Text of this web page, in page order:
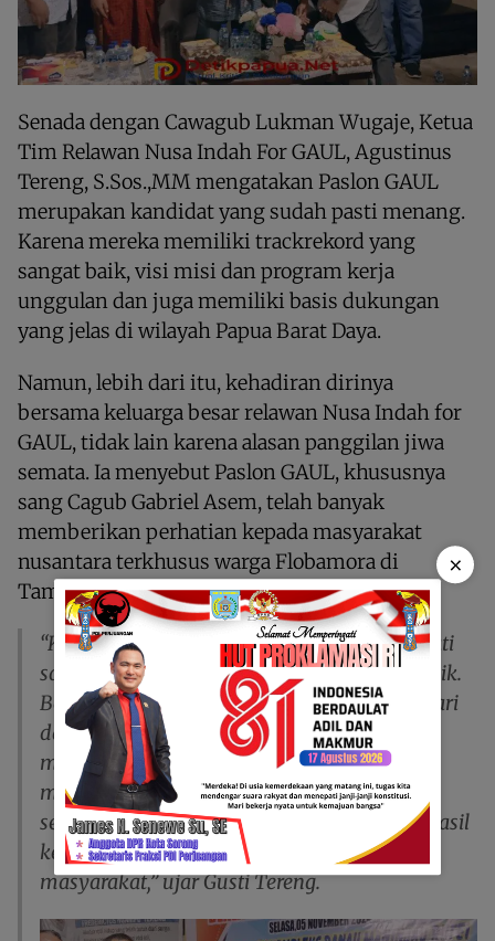
Senada dengan Cawagub Lukman Wugaje, Ketua
Tim Relawan Nusa Indah For GAUL, Agustinus
Tereng, S.Sos.,MM mengatakan Paslon GAUL
merupakan kandidat yang sudah pasti menang.
Karena mereka memiliki trackrekord yang
sangat baik, visi misi dan program kerja
unggulan dan juga memiliki basis dukungan
yang jelas di wilayah Papua Barat Daya.
Namun, lebih dari itu, kehadiran dirinya
bersama keluarga besar relawan Nusa Indah for
GAUL, tidak lain karena alasan panggilan jiwa
semata. Ia menyebut Paslon GAUL, khususnya
sang Cagub Gabriel Asem, telah banyak
memberikan perhatian kepada masyarakat
nusantara terkhusus warga Flobamora di
Tambrauw.
“Kami datang ini murni karena panggilan hati
saja, karena bapak Gabriel Asem ini orang baik.
Beliau sudah memperhatikan saudara saudari
dan keluarga kami dengan baik selama
memimpin di Tambrauw. Beliau tidak perna
membeda-bedakan suku, ras dan golongan,
semua dirangkul. Dan yang paling penting hasil
kerja beliau nyata dan dirasakan oleh
masyarakat,” ujar Gusti Tereng.
×